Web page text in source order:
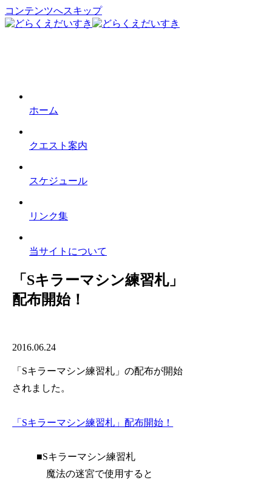
コンテンツへスキップ
ホーム
クエスト案内
スケジュール
リンク集
当サイトについて
「Sキラーマシン練習札」
配布開始！
2016.06.24
「Sキラーマシン練習札」の配布が開始
されました。
「Sキラーマシン練習札」配布開始！
■Sキラーマシン練習札
魔法の迷宮で使用すると